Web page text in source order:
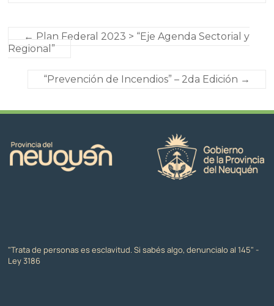
← Plan Federal 2023 > “Eje Agenda Sectorial y
Regional”
“Prevención de Incendios” – 2da Edición →
"Trata de personas es esclavitud. Si sabés algo, denuncialo al 145" -
Ley 3186